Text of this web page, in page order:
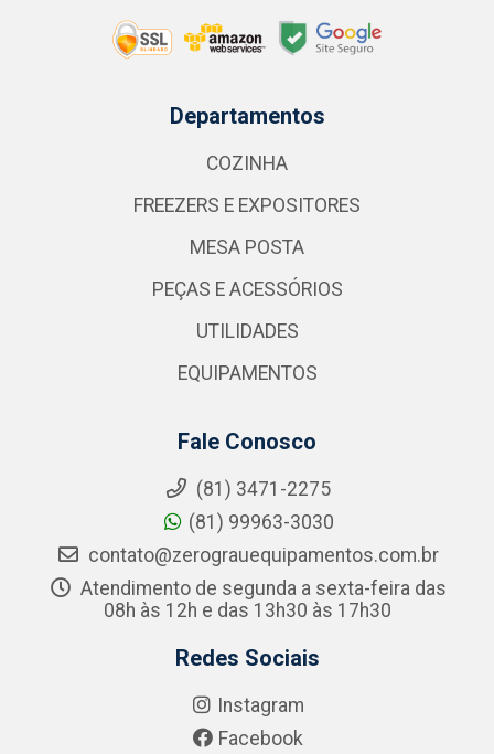
Departamentos
COZINHA
FREEZERS E EXPOSITORES
MESA POSTA
PEÇAS E ACESSÓRIOS
UTILIDADES
EQUIPAMENTOS
Fale Conosco
(81) 3471-2275
(81) 99963-3030
contato@zerograuequipamentos.com.br
Atendimento de segunda a sexta-feira das
08h às 12h e das 13h30 às 17h30
Redes Sociais
Instagram
Facebook